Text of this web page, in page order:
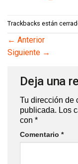
Trackbacks están
← Anterior
Siguiente →
Deja una
Tu dirección de
publicada. Los
con *
Comentario *